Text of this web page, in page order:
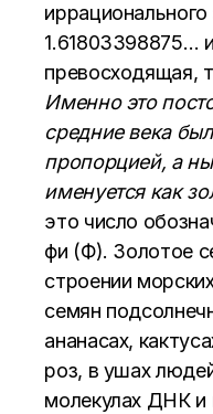
иррационального
1.61803398875…
превосходящая,
Именно это
средние века
пропорцией, а
именуется как
это число
фи (Ф). Золотое
строении
семян
ананасах,
роз, в ушах
молекулах ДНК и